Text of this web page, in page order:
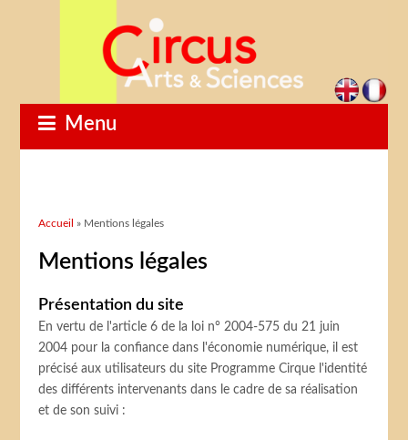
Menu
Vous êtes ici
Accueil » Mentions légales
Mentions légales
Présentation du site
En vertu de l'article 6 de la loi n° 2004-575 du 21 juin
2004 pour la confiance dans l'économie numérique, il est
précisé aux utilisateurs du site Programme Cirque l'identité
des différents intervenants dans le cadre de sa réalisation
et de son suivi :